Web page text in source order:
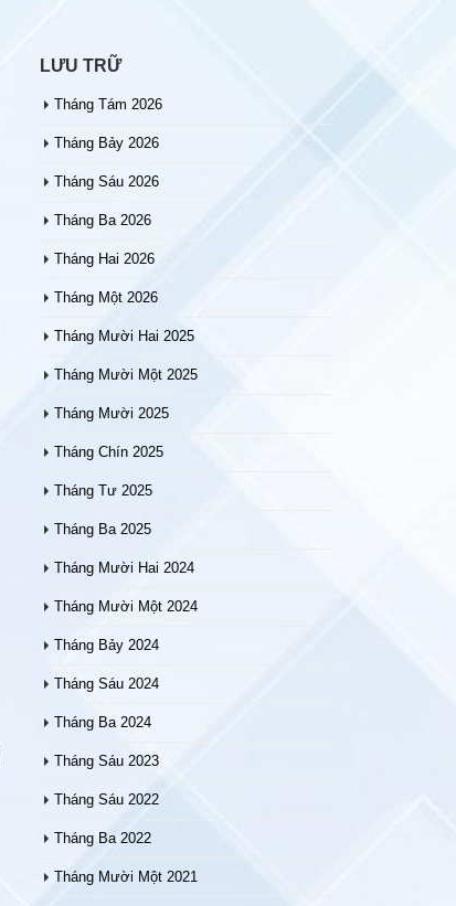
LƯU TRỮ
Tháng Tám 2026
Tháng Bảy 2026
Tháng Sáu 2026
Tháng Ba 2026
Tháng Hai 2026
Tháng Một 2026
Tháng Mười Hai 2025
Tháng Mười Một 2025
Tháng Mười 2025
Tháng Chín 2025
Tháng Tư 2025
Tháng Ba 2025
Tháng Mười Hai 2024
Tháng Mười Một 2024
Tháng Bảy 2024
Tháng Sáu 2024
Tháng Ba 2024
Tháng Sáu 2023
Tháng Sáu 2022
Tháng Ba 2022
Tháng Mười Một 2021